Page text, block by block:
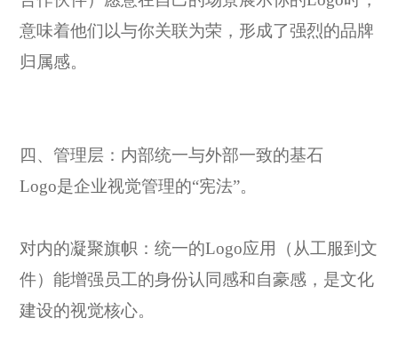
意味着他们以与你关联为荣，形成了强烈的品牌
归属感。
四、管理层：内部统一与外部一致的基石
Logo是企业视觉管理的“宪法”。
对内的凝聚旗帜：统一的Logo应用（从工服到文
件）能增强员工的身份认同感和自豪感，是文化
建设的视觉核心。